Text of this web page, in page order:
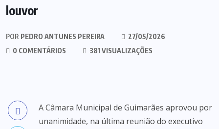
louvor
POR PEDRO ANTUNES PEREIRA
27/05/2026
0 COMENTÁRIOS
381 VISUALIZAÇÕES
A Câmara Municipal de Guimarães aprovou por
unanimidade, na última reunião do executivo